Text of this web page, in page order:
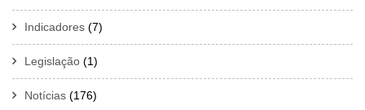
Indicadores (7)
Legislação (1)
Notícias (176)